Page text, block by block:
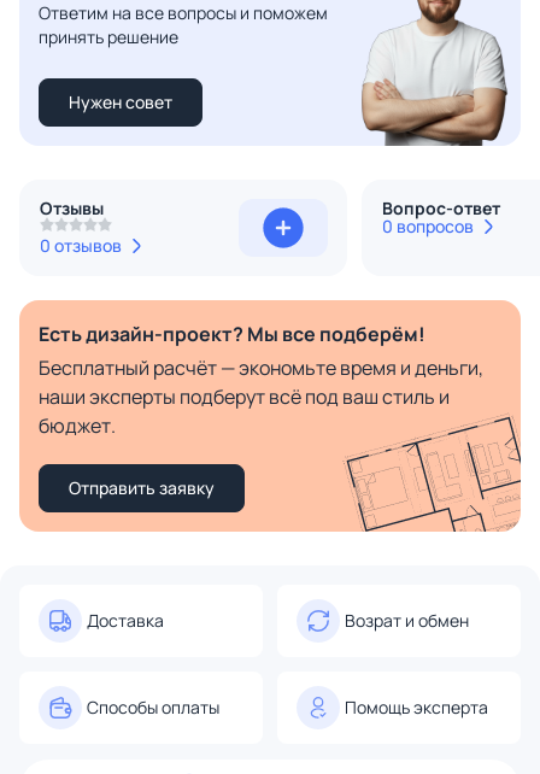
Ответим на все вопросы и поможем
принять решение
Нужен совет
Отзывы
0 отзывов
Вопрос-ответ
0 вопросов
Есть дизайн-проект? Мы все подберём!
Бесплатный расчёт — экономьте время и деньги,
наши эксперты подберут всё под ваш стиль и
бюджет.
Отправить заявку
Доставка Возрат и обмен
Способы оплаты Помощь эксперта